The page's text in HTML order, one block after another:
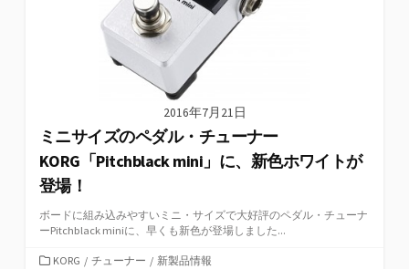
2016年7月21日
ミニサイズのペダル・チューナー
KORG「Pitchblack mini」に、新色ホワイトが
登場！
ボードに組み込みやすいミニ・サイズで大好評のペダル・チューナ
ーPitchblack miniに、早くも新色が登場しました...
カKORG / チューナー / 新製品情報